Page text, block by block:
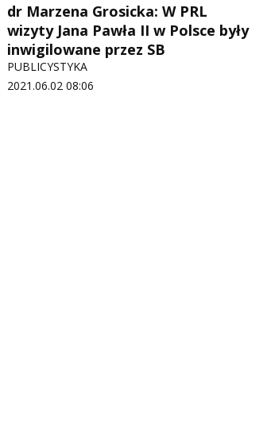
dr Marzena Grosicka: W PRL
wizyty Jana Pawła II w Polsce były
inwigilowane przez SB
PUBLICYSTYKA
2021.06.02 08:06